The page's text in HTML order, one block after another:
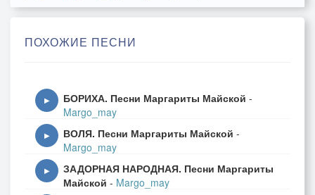
ПОХОЖИЕ ПЕСНИ
▶ БОРИХА. Песни Маргариты Майской -
Margo_may
▶ ВОЛЯ. Песни Маргариты Майской -
Margo_may
▶
ЗАДОРНАЯ НАРОДНАЯ. Песни Маргариты
Майской - Margo_may